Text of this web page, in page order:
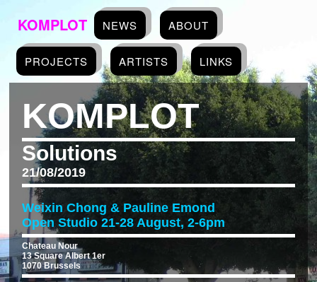
KOMPLOT NEWS ABOUT
PROJECTS ARTISTS LINKS
KOMPLOT
Solutions
21/08/2019
Weixin Chong & Pauline Emond
Open Studio 21-28 August, 2-6pm
Chateau Nour
13 Square Albert 1er
1070 Brussels